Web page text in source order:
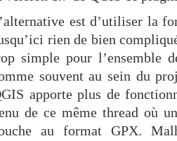
est d’utiliser la
rien de bien
simple pour l’ensemble
souvent au sein du
apporte plus de
de ce même thread où
au format GPX.